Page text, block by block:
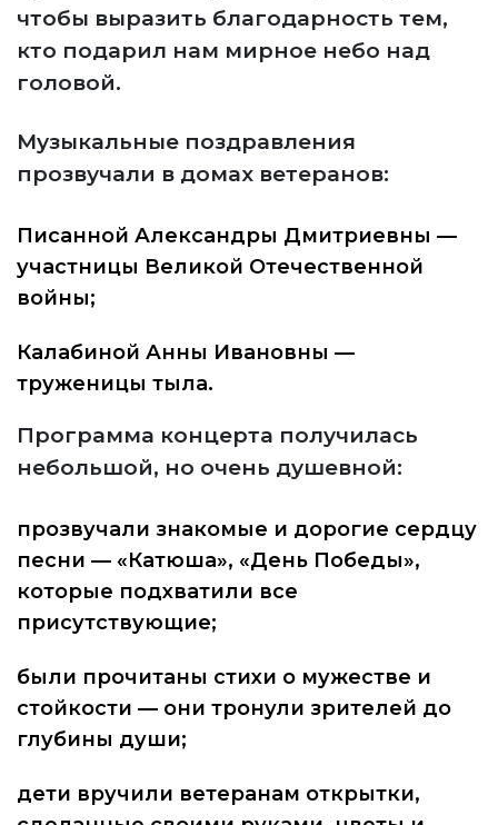
чтобы выразить благодарность тем,
кто подарил нам мирное небо над
головой.
Музыкальные поздравления
прозвучали в домах ветеранов:
Писанной Александры Дмитриевны —
участницы Великой Отечественной
войны;
Калабиной Анны Ивановны —
труженицы тыла.
Программа концерта получилась
небольшой, но очень душевной:
прозвучали знакомые и дорогие сердцу
песни — «Катюша», «День Победы»,
которые подхватили все
присутствующие;
были прочитаны стихи о мужестве и
стойкости — они тронули зрителей до
глубины души;
дети вручили ветеранам открытки,